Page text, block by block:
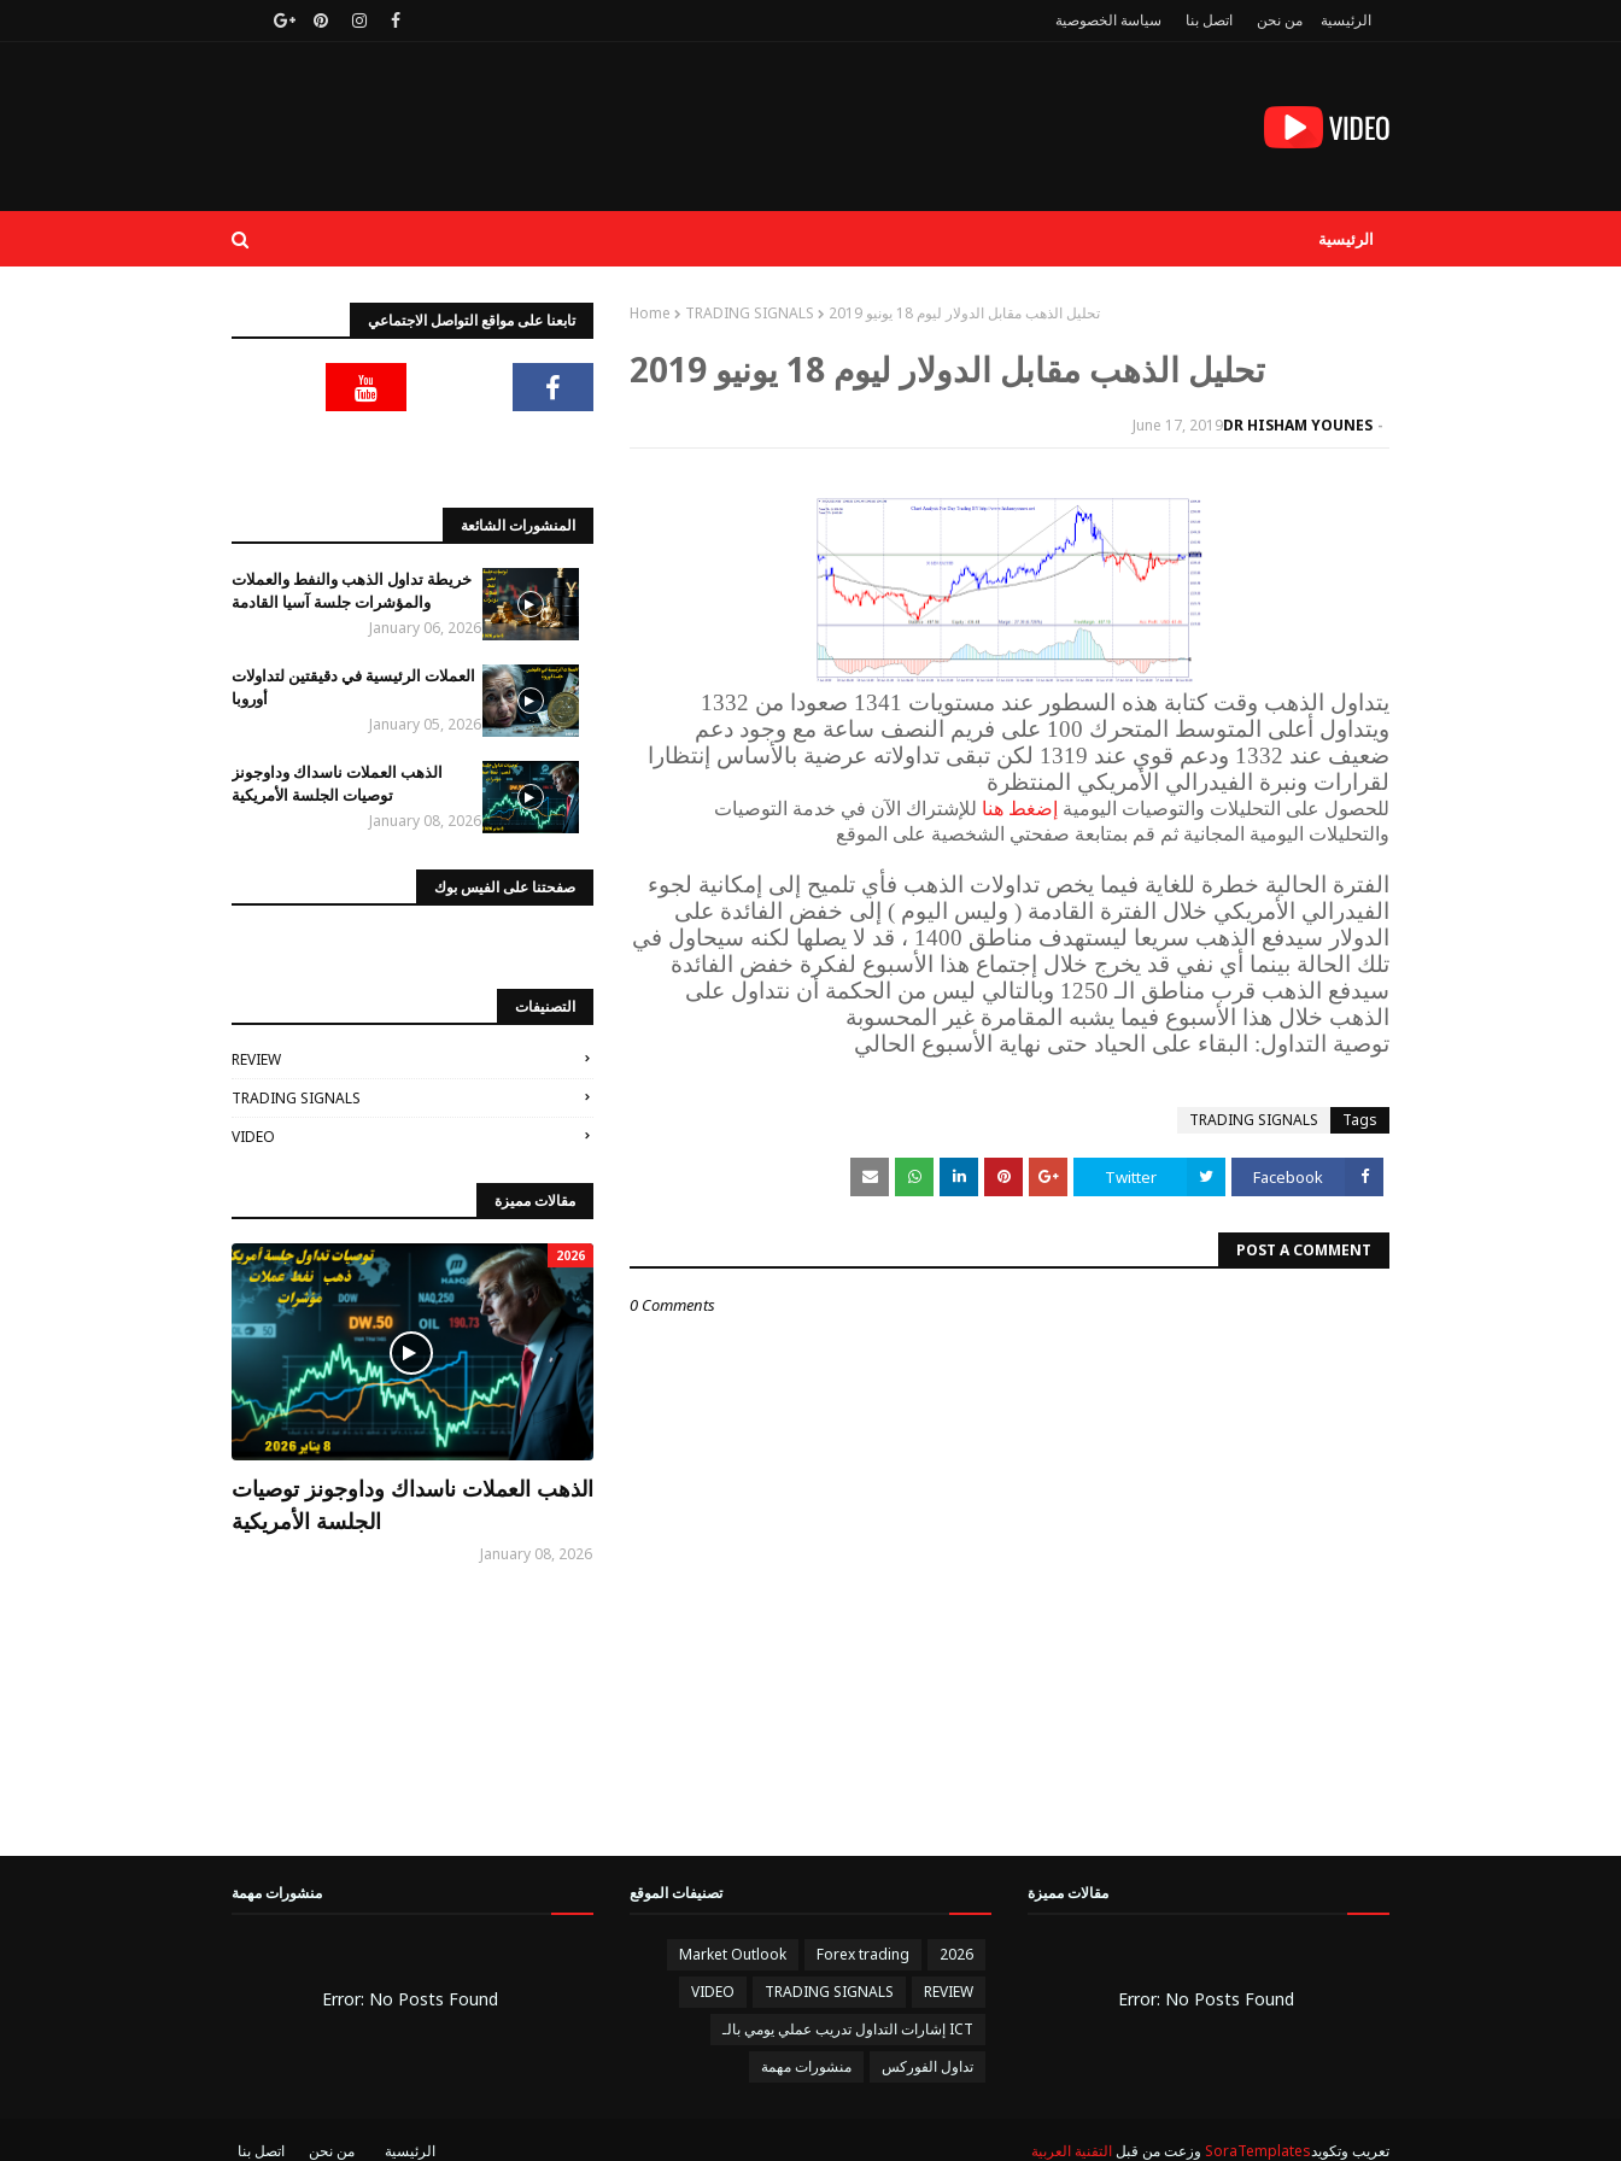
الرئيسية من نحن اتصل بنا سياسة الخصوصية
الرئيسية
Home TRADING SIGNALS تحليل الذهب مقابل الدولار ليوم 18 يونيو 2019
تحليل الذهب مقابل الدولار ليوم 18 يونيو 2019
DR HISHAM YOUNES
June 17, 2019
يتداول الذهب وقت كتابة هذه السطور عند مستويات 1341 صعودا من 1332
ويتداول أعلى المتوسط المتحرك 100 على فريم النصف ساعة مع وجود دعم
ضعيف عند 1332 ودعم قوي عند 1319 لكن تبقى تداولاته عرضية بالأساس إنتظارا
لقرارات ونبرة الفيدرالي الأمريكي المنتظرة
للحصول على التحليلات والتوصيات اليومية إضغط هنا للإشتراك الآن في خدمة التوصيات
والتحليلات اليومية المجانية ثم قم بمتابعة صفحتي الشخصية على الموقع
الفترة الحالية خطرة للغاية فيما يخص تداولات الذهب فأي تلميح إلى إمكانية لجوء
الفيدرالي الأمريكي خلال الفترة القادمة ( وليس اليوم ) إلى خفض الفائدة على
الدولار سيدفع الذهب سريعا ليستهدف مناطق 1400 ، قد لا يصلها لكنه سيحاول في
تلك الحالة بينما أي نفي قد يخرج خلال إجتماع هذا الأسبوع لفكرة خفض الفائدة
سيدفع الذهب قرب مناطق الـ 1250 وبالتالي ليس من الحكمة أن نتداول على
الذهب خلال هذا الأسبوع فيما يشبه المقامرة غير المحسوبة
توصية التداول: البقاء على الحياد حتى نهاية الأسبوع الحالي
Tags
TRADING SIGNALS
Facebook
Twitter
POST A COMMENT
0 Comments
تابعنا على مواقع التواصل الاجتماعي
المنشورات الشائعة
خريطة تداول الذهب والنفط والعملات
والمؤشرات جلسة آسيا القادمة
January 06, 2026
العملات الرئيسية في دقيقتين لتداولات
أوروبا
January 05, 2026
الذهب العملات ناسداك وداوجونز
توصيات الجلسة الأمريكية
January 08, 2026
صفحتنا على الفيس بوك
التصنيفات
REVIEW
TRADING SIGNALS
VIDEO
مقالات مميزة
2026
الذهب العملات ناسداك وداوجونز توصيات
الجلسة الأمريكية
January 08, 2026
منشورات مهمة
Error: No Posts Found
تصنيفات الموقع
2026
Forex trading
Market Outlook
REVIEW
TRADING SIGNALS
VIDEO
إشارات التداول تدريب عملي يومي بالـ ICT
تداول الفوركس
منشورات مهمة
مقالات مميزة
Error: No Posts Found
الرئيسية من نحن اتصل بنا تعريب وتكويدSoraTemplates وزعت من قبلالتقنية العربية